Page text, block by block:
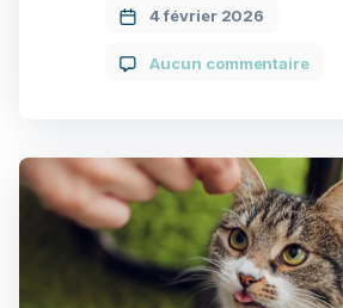
articulations, aux muscles et au
préserver le confort du cheval
4 février 2026
Aucun commentaire